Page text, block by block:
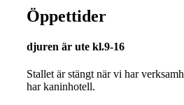
Öppettider
djuren är ute kl.9-16
Stallet är stängt när vi har
har kaninhotell.